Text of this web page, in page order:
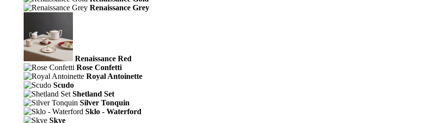
Renaissance Grey
Renaissance Red
Rose Confetti
Royal Antoinette
Scudo
Shetland Set
Silver Tonquin
Sklo - Waterford
Skye